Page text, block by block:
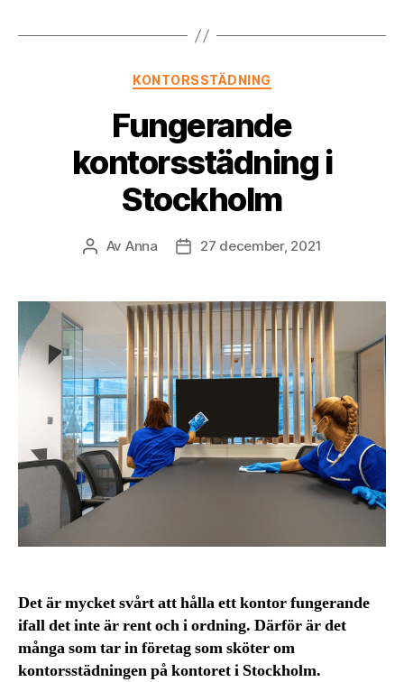
Kategorier
KONTORSSTÄDNING
Fungerande
kontorsstädning i
Stockholm
Inläggsförfattare
Av Anna Inläggsdatum
27 december, 2021
Det är mycket svårt att hålla ett kontor fungerande
ifall det inte är rent och i ordning. Därför är det
många som tar in företag som sköter om
kontorsstädningen på kontoret i Stockholm.